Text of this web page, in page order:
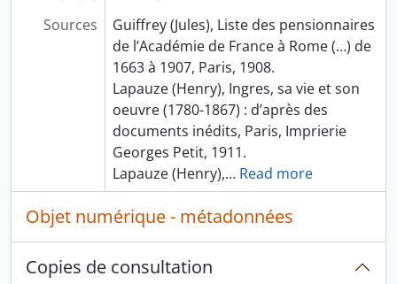
Sources
Guiffrey (Jules), Liste des pensionnaires
de l’Académie de France à Rome (…) de
1663 à 1907, Paris, 1908.
Lapauze (Henry), Ingres, sa vie et son
oeuvre (1780-1867) : d’après des
documents inédits, Paris, Imprierie
Georges Petit, 1911.
Lapauze (Henry),… Read more
Objet numérique - métadonnées
Copies de consultation